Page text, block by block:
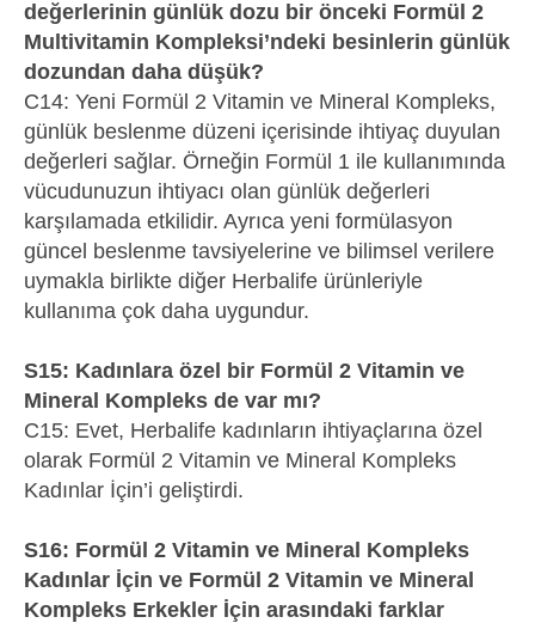
değerlerinin günlük dozu bir önceki Formül 2
Multivitamin Kompleksi’ndeki besinlerin günlük
dozundan daha düşük?
C14: Yeni Formül 2 Vitamin ve Mineral Kompleks,
günlük beslenme düzeni içerisinde ihtiyaç duyulan
değerleri sağlar. Örneğin Formül 1 ile kullanımında
vücudunuzun ihtiyacı olan günlük değerleri
karşılamada etkilidir. Ayrıca yeni formülasyon
güncel beslenme tavsiyelerine ve bilimsel verilere
uymakla birlikte diğer Herbalife ürünleriyle
kullanıma çok daha uygundur.
S15: Kadınlara özel bir Formül 2 Vitamin ve
Mineral Kompleks de var mı?
C15: Evet, Herbalife kadınların ihtiyaçlarına özel
olarak Formül 2 Vitamin ve Mineral Kompleks
Kadınlar İçin’i geliştirdi.
S16: Formül 2 Vitamin ve Mineral Kompleks
Kadınlar İçin ve Formül 2 Vitamin ve Mineral
Kompleks Erkekler İçin arasındaki farklar